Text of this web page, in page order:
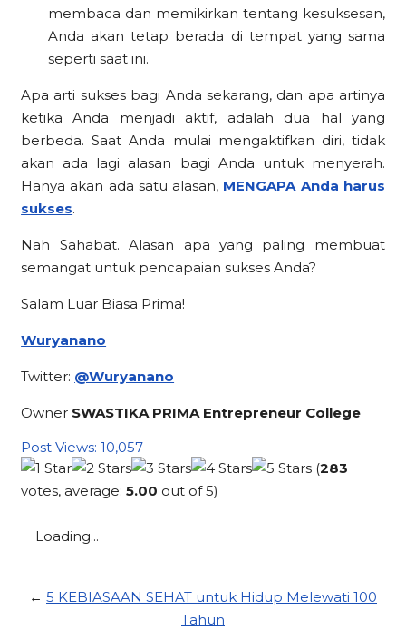
membaca dan memikirkan tentang kesuksesan,
Anda akan tetap berada di tempat yang sama
seperti saat ini.
Apa arti sukses bagi Anda sekarang, dan apa artinya
ketika Anda menjadi aktif, adalah dua hal yang
berbeda. Saat Anda mulai mengaktifkan diri, tidak
akan ada lagi alasan bagi Anda untuk menyerah.
Hanya akan ada satu alasan, MENGAPA Anda harus
sukses.
Nah Sahabat. Alasan apa yang paling membuat
semangat untuk pencapaian sukses Anda?
Salam Luar Biasa Prima!
Wuryanano
Twitter: @Wuryanano
Owner SWASTIKA PRIMA Entrepreneur College
Post Views: 10,057
(283
votes, average:5.00 out of 5)
Loading...
← 5 KEBIASAAN SEHAT untuk Hidup Melewati 100
Tahun